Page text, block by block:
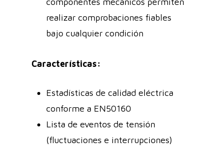
realizar comprobaciones fiables
bajo cualquier condición
Características:
Estadísticas de calidad eléctrica
conforme a EN50160
Lista de eventos de tensión
(fluctuaciones e interrupciones)